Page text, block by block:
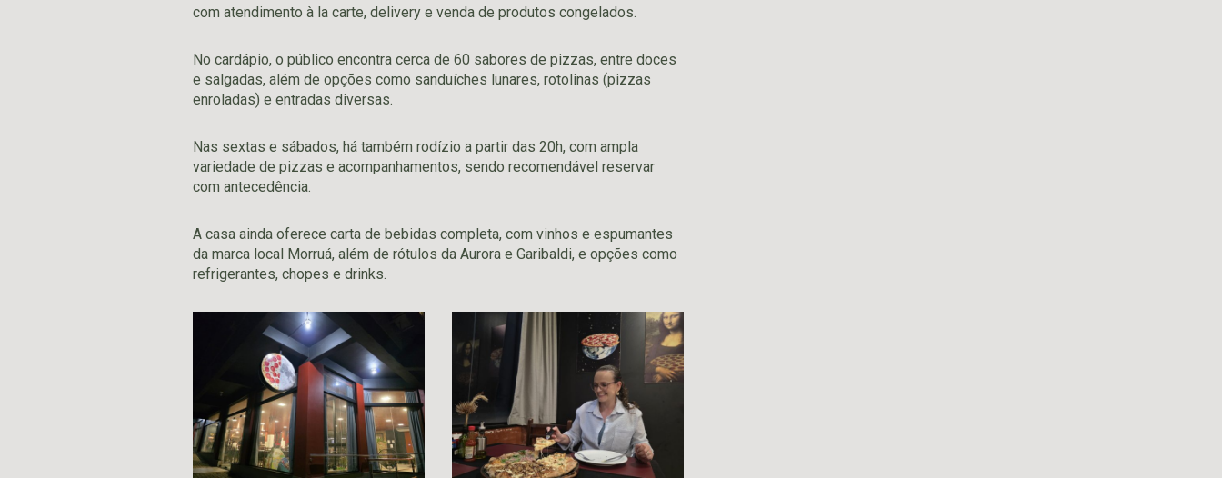
com atendimento à la carte, delivery e venda de produtos congelados.
No cardápio, o público encontra cerca de 60 sabores de pizzas, entre doces
e salgadas, além de opções como sanduíches lunares, rotolinas (pizzas
enroladas) e entradas diversas.
Nas sextas e sábados, há também rodízio a partir das 20h, com ampla
variedade de pizzas e acompanhamentos, sendo recomendável reservar
com antecedência.
A casa ainda oferece carta de bebidas completa, com vinhos e espumantes
da marca local Morruá, além de rótulos da Aurora e Garibaldi, e opções como
refrigerantes, chopes e drinks.